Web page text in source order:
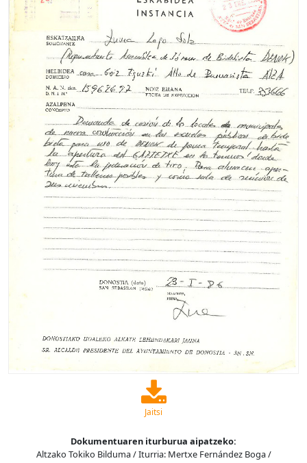
Jaitsi
Dokumentuaren iturburua aipatzeko:
Altzako Tokiko Bilduma / Iturria: Mertxe Fernández Boga /